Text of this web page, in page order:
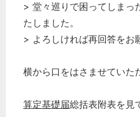
> 堂々巡りで困ってしまっ
たしました。
> よろしければ再回答をお
横から口をはさませていた
算定基礎届総括表附表を見